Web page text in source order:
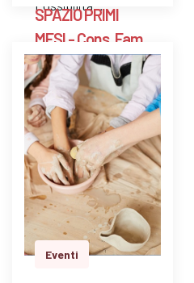
Possibilità…
SPAZIO PRIMI
MESI - Cons. Fam.
Scarpellini BG
E' uno spazio aperto
a libero accesso
settimanale con un ’
ostetrica e una
psicologa perinatale
per pesare il bambino
e avere risposte a
dom…
Eventi